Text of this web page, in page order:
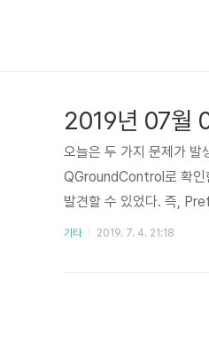
2019년 07월
오늘은 두 가지 문제가
QGroundControl로 확인
발견할 수 있었다. 즉,
com/PX4/Firmware/
기타 2019. 7. 4. 21:18